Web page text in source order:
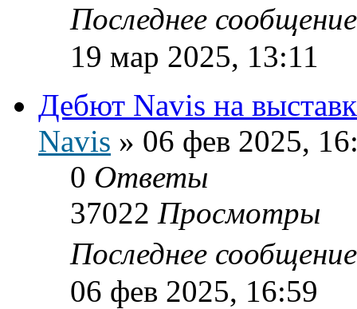
Последнее
19 мар 2025, 13:11
Дебют Navis на
Navis » 06 фев 2025,
0 Ответы
37022 Просмотры
Последнее
06 фев 2025, 16:59